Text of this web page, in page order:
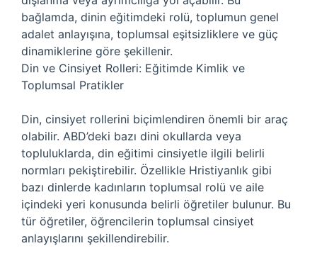
bağlamda, dinin eğitimdeki rolü, toplumun genel
adalet anlayışına, toplumsal eşitsizliklere ve güç
dinamiklerine göre şekillenir.
Din ve Cinsiyet Rolleri: Eğitimde Kimlik ve
Toplumsal Pratikler
Din, cinsiyet rollerini biçimlendiren önemli bir araç
olabilir. ABD’deki bazı dini okullarda veya
topluluklarda, din eğitimi cinsiyetle ilgili belirli
normları pekiştirebilir. Özellikle Hristiyanlık gibi
bazı dinlerde kadınların toplumsal rolü ve aile
içindeki yeri konusunda belirli öğretiler bulunur. Bu
tür öğretiler, öğrencilerin toplumsal cinsiyet
anlayışlarını şekillendirebilir.